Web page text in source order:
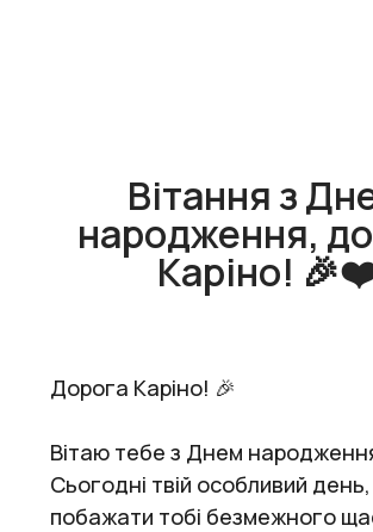
Вітання з
народження,
Каріно!
Дорога Каріно! 🎉
Вітаю тебе з Днем
Сьогодні твій особливий день,
побажати тобі безмежного